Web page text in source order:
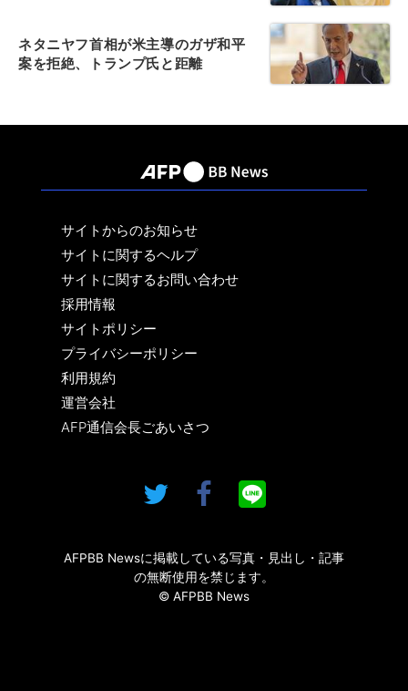
ネタニヤフ首相が米主導のガザ和平
案を拒絶、トランプ氏と距離
サイトからのお知らせ
サイトに関するヘルプ
サイトに関するお問い合わせ
採用情報
サイトポリシー
プライバシーポリシー
利用規約
運営会社
AFP通信会長ごあいさつ
AFPBB Newsに掲載している写真・見出し・記事
の無断使用を禁じます。
© AFPBB News